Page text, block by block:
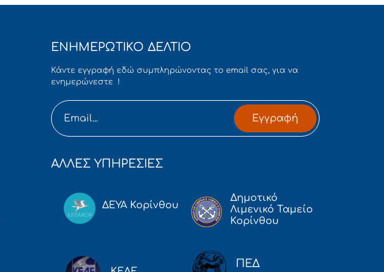
ΕΝΗΜΕΡΩΤΙΚΟ ΔΕΛΤΙΟ
Κάντε εγγραφή εδώ συμπληρώνοντας το email σας, για να
ενημερώνεστε !
Εγγραφή
ΑΛΛΕΣ ΥΠΗΡΕΣΙΕΣ
ΔΕΥΑ Κορίνθου
Δημοτικό
Λιμενικό Ταμείο
Κορίνθου
ΠΕΔ